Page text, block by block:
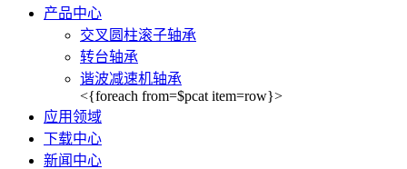
产品中心
交叉圆柱滚子轴承
转台轴承
谐波减速机轴承
<{foreach from=$pcat item=row}>
应用领域
下载中心
新闻中心